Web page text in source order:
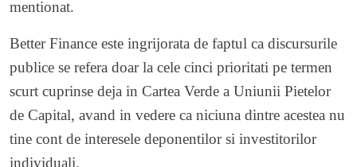
mentionat.
Better Finance este ingrijorata de faptul ca discursurile
publice se refera doar la cele cinci prioritati pe termen
scurt cuprinse deja in Cartea Verde a Uniunii Pietelor
de Capital, avand in vedere ca niciuna dintre acestea nu
tine cont de interesele deponentilor si investitorilor
individuali.